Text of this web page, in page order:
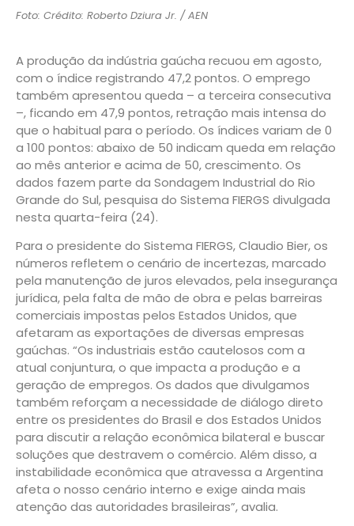
Foto: Crédito: Roberto Dziura Jr. / AEN
A produção da indústria gaúcha recuou em agosto,
com o índice registrando 47,2 pontos. O emprego
também apresentou queda – a terceira consecutiva
–, ficando em 47,9 pontos, retração mais intensa do
que o habitual para o período. Os índices variam de 0
a 100 pontos: abaixo de 50 indicam queda em relação
ao mês anterior e acima de 50, crescimento. Os
dados fazem parte da Sondagem Industrial do Rio
Grande do Sul, pesquisa do Sistema FIERGS divulgada
nesta quarta-feira (24).
Para o presidente do Sistema FIERGS, Claudio Bier, os
números refletem o cenário de incertezas, marcado
pela manutenção de juros elevados, pela insegurança
jurídica, pela falta de mão de obra e pelas barreiras
comerciais impostas pelos Estados Unidos, que
afetaram as exportações de diversas empresas
gaúchas. “Os industriais estão cautelosos com a
atual conjuntura, o que impacta a produção e a
geração de empregos. Os dados que divulgamos
também reforçam a necessidade de diálogo direto
entre os presidentes do Brasil e dos Estados Unidos
para discutir a relação econômica bilateral e buscar
soluções que destravem o comércio. Além disso, a
instabilidade econômica que atravessa a Argentina
afeta o nosso cenário interno e exige ainda mais
atenção das autoridades brasileiras”, avalia.